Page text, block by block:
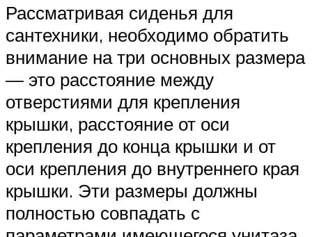
Рассматривая сиденья для
сантехники, необходимо обратить
внимание на три основных размера
— это расстояние между
отверстиями для крепления
крышки, расстояние от оси
крепления до конца крышки и от
оси крепления до внутреннего края
крышки. Эти размеры должны
полностью совпадать с